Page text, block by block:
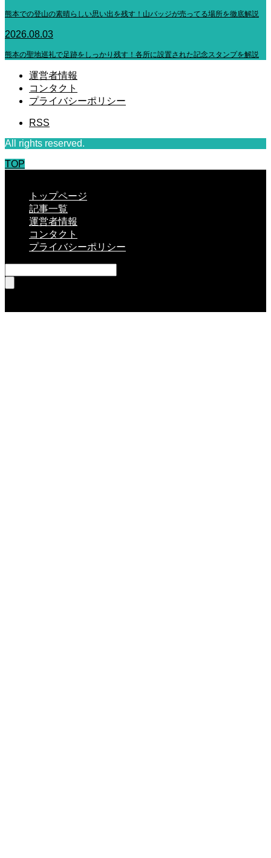
熊本での登山の素晴らしい思い出を残す！山バッジが売ってる場所を徹底解説
2026.08.03
熊本の聖地巡礼で足跡をしっかり残す！各所に設置された記念スタンプを解説
運営者情報
コンタクト
プライバシーポリシー
RSS
All rights reserved.
TOP
トップページ
記事一覧
運営者情報
コンタクト
プライバシーポリシー